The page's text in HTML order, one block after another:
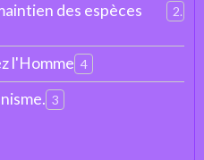
des espèces
2
l'Homme 4
3